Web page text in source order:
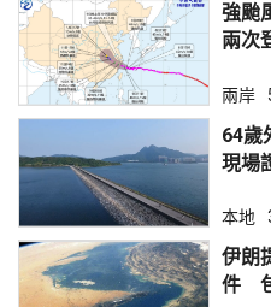
強颱
兩次
兩岸
64歲
現場
本地
伊朗
件